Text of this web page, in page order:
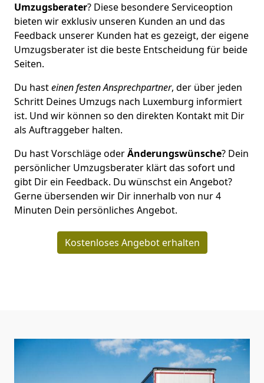
Umzugsberater? Diese besondere Serviceoption
bieten wir exklusiv unseren Kunden an und das
Feedback unserer Kunden hat es gezeigt, der eigene
Umzugsberater ist die beste Entscheidung für beide
Seiten.
Du hasteinen festen Ansprechpartner, der über jeden
Schritt Deines Umzugs nach Luxemburg informiert
ist. Und wir können so den direkten Kontakt mit Dir
als Auftraggeber halten.
Du hast Vorschläge oderÄnderungswünsche? Dein
persönlicher Umzugsberater klärt das sofort und
gibt Dir ein Feedback. Du wünschst ein Angebot?
Gerne übersenden wir Dir innerhalb von nur4
Minuten Dein persönliches Angebot.
Kostenloses Angebot erhalten